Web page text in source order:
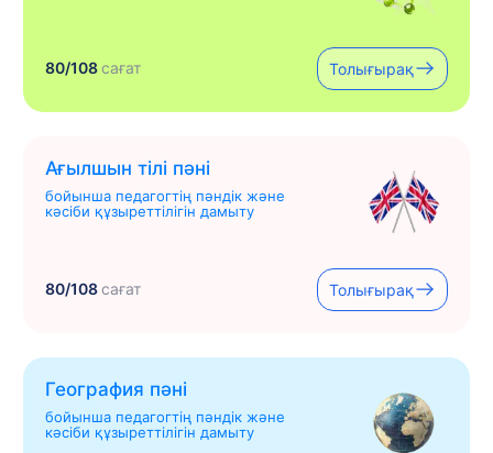
80/108сағат Толығырақ
Ағылшын тілі пәні
бойынша педагогтің пәндік және
кәсіби құзыреттілігін дамыту
80/108сағат Толығырақ
География пәні
бойынша педагогтің пәндік және
кәсіби құзыреттілігін дамыту